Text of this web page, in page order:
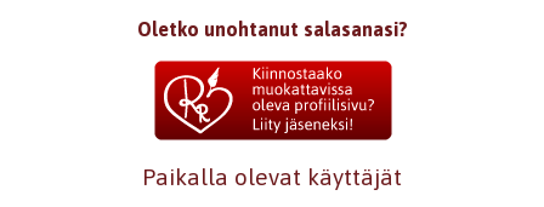
Oletko unohtanut salasanasi?
Paikalla olevat käyttäjät